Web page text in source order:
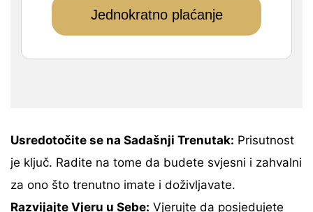
Jednokratno plaćanje
Usredotočite se na Sadašnji Trenutak: Prisutnost
je ključ. Radite na tome da budete svjesni i zahvalni
za ono što trenutno imate i doživljavate.
Razvijajte Vjeru u Sebe: Vjerujte da posjedujete